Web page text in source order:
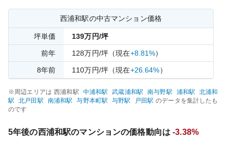
西浦和駅の中古マンション価格
坪単価 139万円/坪
前年 128万円/坪 （現在+8.81%）
8年前 110万円/坪 （現在+26.64%）
※周辺エリアは 西浦和駅 中浦和駅 武蔵浦和駅 南与野駅 浦和駅
北浦和
駅
北戸田駅 南浦和駅 与野本町駅 与野駅 戸田駅 のデータを集計したも
のです
5年後の西浦和駅のマンションの価格動向は -3.38%